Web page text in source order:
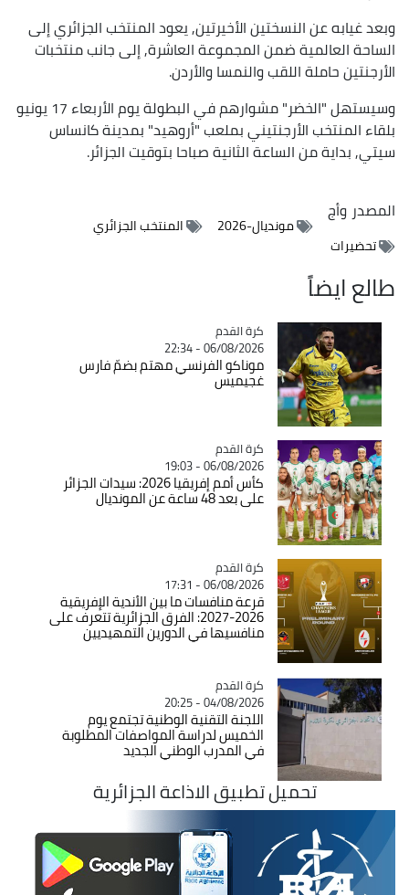
وبعد غيابه عن النسختين الأخيرتين, يعود المنتخب الجزائري إلى
الساحة العالمية ضمن المجموعة العاشرة, إلى جانب منتخبات
الأرجنتين حاملة اللقب والنمسا والأردن.
وسيستهل "الخضر" مشوارهم في البطولة يوم الأربعاء 17 يونيو
بلقاء المنتخب الأرجنتيني بملعب "أروهيد" بمدينة كانساس
سيتي, بداية من الساعة الثانية صباحا بتوقيت الجزائر.
المصدروأج
مونديال-2026
المنتخب الجزائري
تحضيرات
طالع ايضاً
Catégorie
كرة القدم
06/08/2026 - 22:34
موناكو الفرنسي مهتم بضمّ فارس
غجيميس
Catégorie
كرة القدم
06/08/2026 - 19:03
كأس أمم إفريقيا 2026: سيدات الجزائر
على بعد 48 ساعة عن المونديال
Catégorie
كرة القدم
06/08/2026 - 17:31
قرعة منافسات ما بين الأندية الإفريقية
2026-2027: الفرق الجزائرية تتعرف على
منافسيها في الدورين التمهيديين
Catégorie
كرة القدم
04/08/2026 - 20:25
اللجنة التقنية الوطنية تجتمع يوم
الخميس لدراسة المواصفات المطلوبة
في المدرب الوطني الجديد
تحميل تطبيق الاذاعة الجزائرية